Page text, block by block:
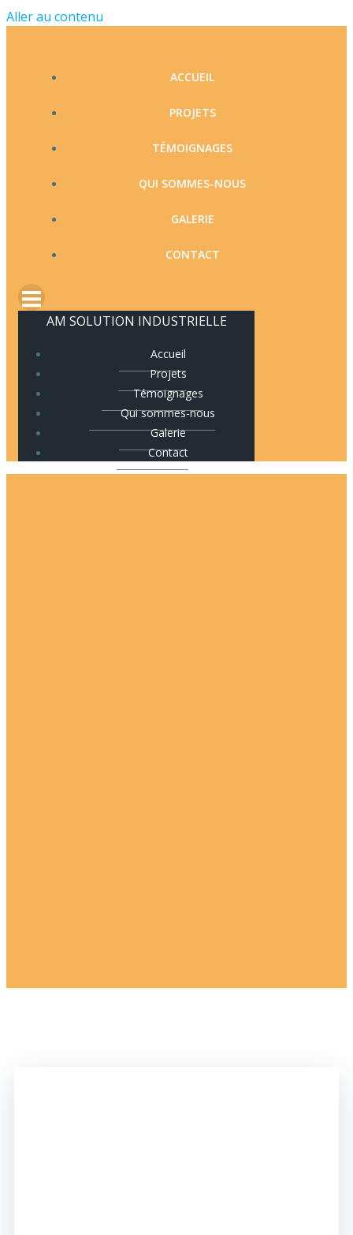
Aller au contenu
ACCUEIL
PROJETS
TÉMOIGNAGES
QUI SOMMES-NOUS
GALERIE
CONTACT
AM SOLUTION INDUSTRIELLE
Accueil
Projets
Témoignages
Qui sommes-nous
Galerie
Contact